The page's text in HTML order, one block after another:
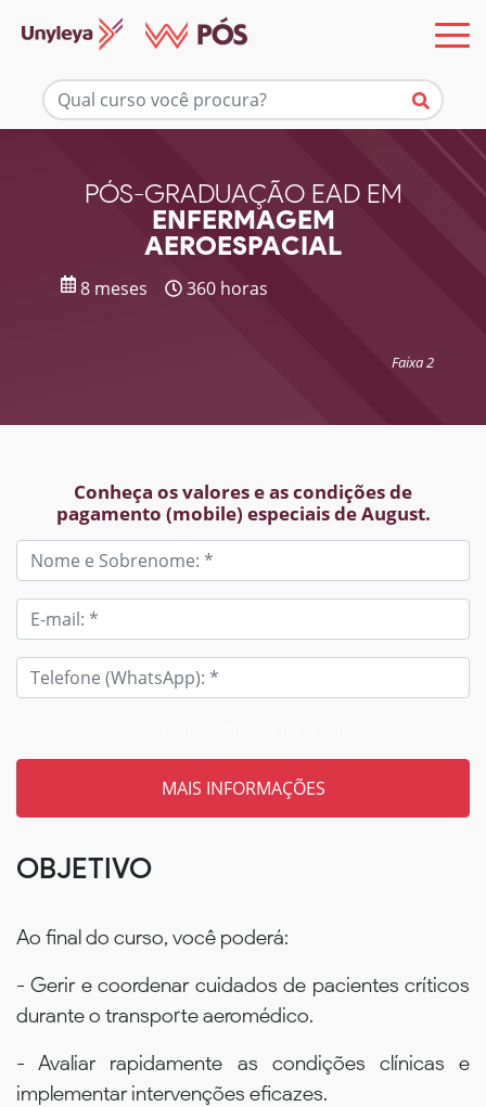
PÓS-GRADUAÇÃO EAD EM
ENFERMAGEM
AEROESPACIAL
8 meses 360 horas
Faixa 2
Conheça os valores e as condições de
pagamento (mobile) especiais de August.
Mais informações
OBJETIVO
Ao final do curso, você poderá:
- Gerir e coordenar cuidados de pacientes críticos
durante o transporte aeromédico.
- Avaliar rapidamente as condições clínicas e
implementar intervenções eficazes.